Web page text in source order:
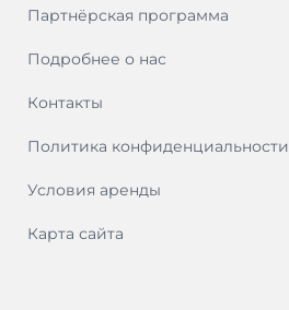
Партнёрская программа
Подробнее о нас
Контакты
Политика конфиденциальности
Условия аренды
Карта сайта